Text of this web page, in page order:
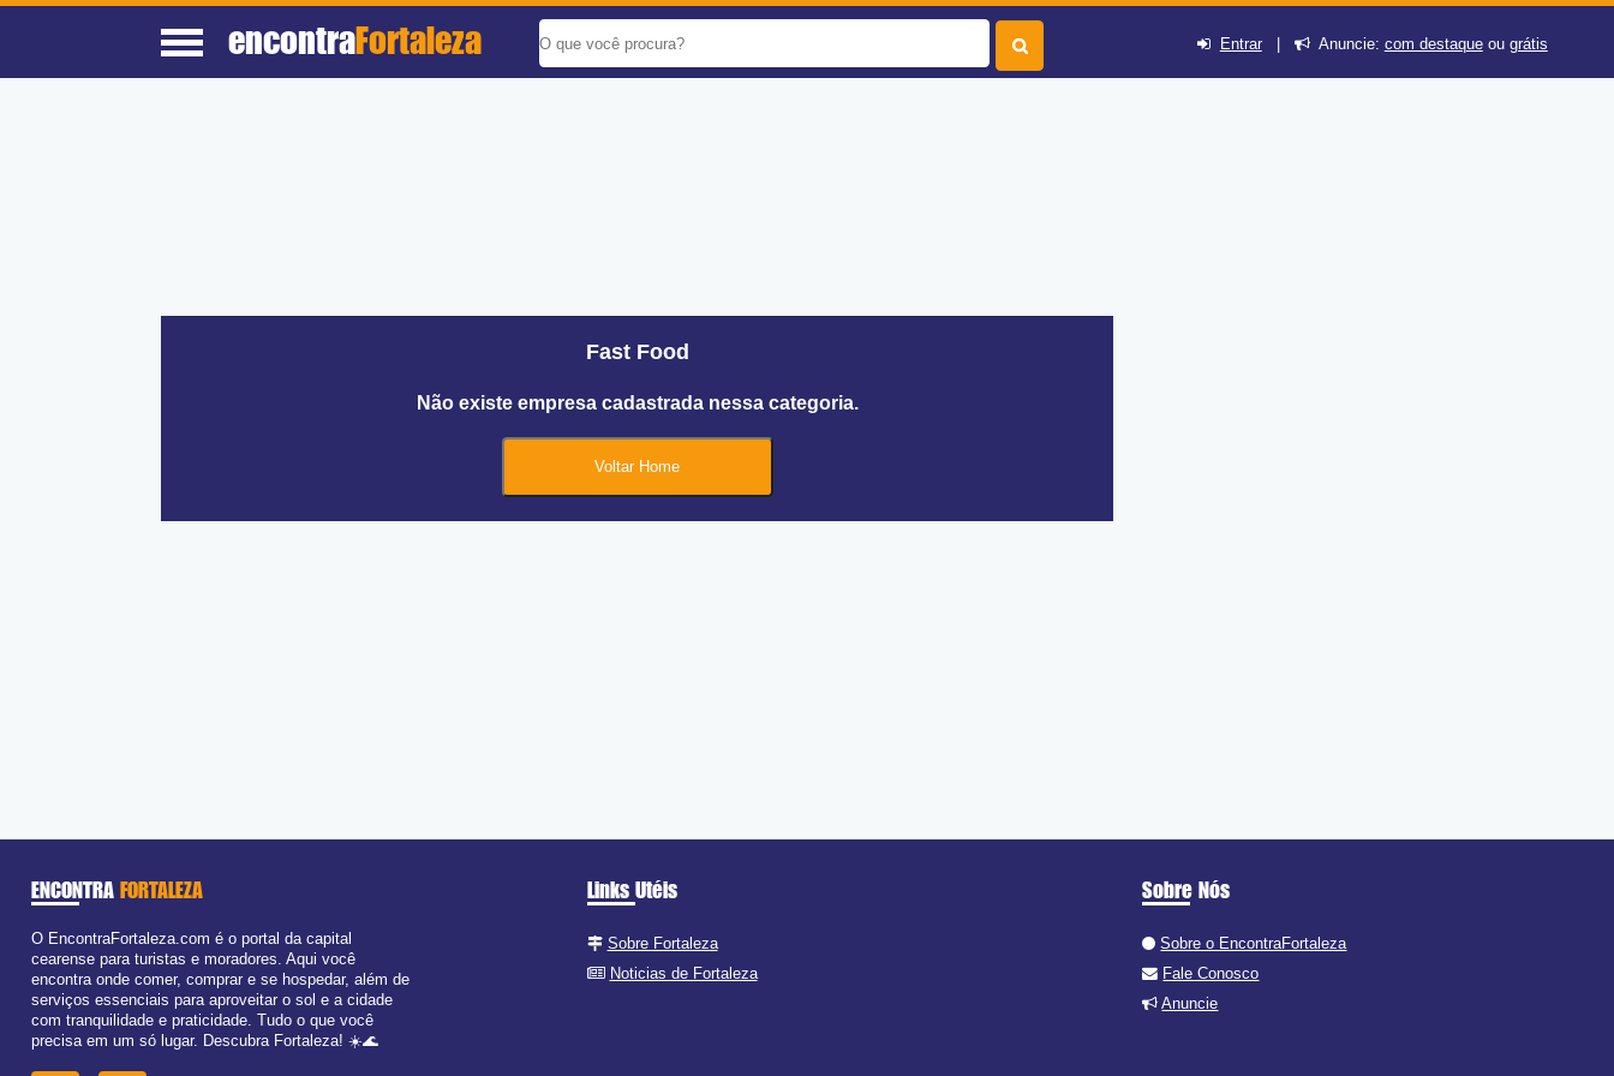
encontraFortaleza Entrar| Anuncie: com destaqueou grátis
Fast Food
Não existe empresa cadastrada nessa categoria.
ENCONTRA FORTALEZA
O EncontraFortaleza.com é o portal da capital
cearense para turistas e moradores. Aqui você
encontra onde comer, comprar e se hospedar, além de
serviços essenciais para aproveitar o sol e a cidade
com tranquilidade e praticidade. Tudo o que você
precisa em um só lugar. Descubra Fortaleza! ☀️🌊
Links Utéis
Sobre Fortaleza
Noticias de Fortaleza
Sobre Nós
Sobre o EncontraFortaleza
Fale Conosco
Anuncie